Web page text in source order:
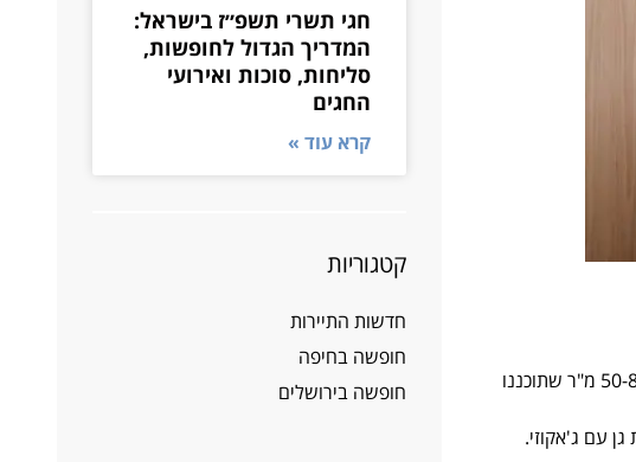
42 אילת, מתחם סוויטות יוקרתי ומלון 5 כוכבים שנפתח זה עתה לציבור, מציע 160 יחידות של סוויטות בגדלים שונים הנעים בין 50-80 מ"ר שתוכננו
חגי תשרי תשפ״ז בישראל:
המדריך הגדול לחופשות,
סליחות, סוכות ואירועי
החגים
קרא עוד »
קטגוריות
חדשות התיירות
חופשה בחיפה
חופשה בירושלים